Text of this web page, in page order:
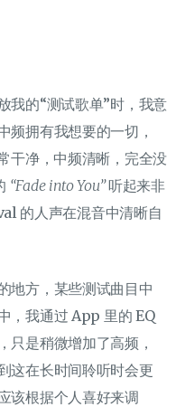
我的“测试歌单”时，我意
频拥有我想要的一切，
干净，中频清晰，完全没
“Fade into You”听起来非
的人声在混音中清晰自
地方，某些测试曲目中
，我通过 App 里的 EQ
只是稍微增加了高频，
这在长时间聆听时会更
该根据个人喜好来调